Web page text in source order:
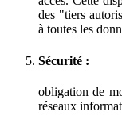
des "tiers
à toutes les
Sécurité :
obligation de
réseaux